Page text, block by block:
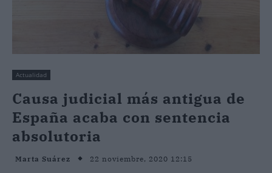
Actualidad
Causa judicial más antigua de
España acaba con sentencia
absolutoria
Marta Suárez 22 noviembre, 2020 12:15